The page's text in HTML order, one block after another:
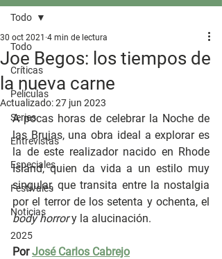
Todo
Críticas
Películas
Series
Entrevistas
Especiales
Festivales
Noticias
2025
Todo
Joe Begos: los tiempos de
la nueva carne
30 oct 2021 4 min de lectura
Actualizado:27 jun 2023
A pocas horas de celebrar la Noche de
las Brujas, una obra ideal a explorar es
la de este realizador nacido en Rhode
Island, quien da vida a un estilo muy
singular, que transita entre la nostalgia
body horror y la alucinación.
Por José Carlos Cabrejo